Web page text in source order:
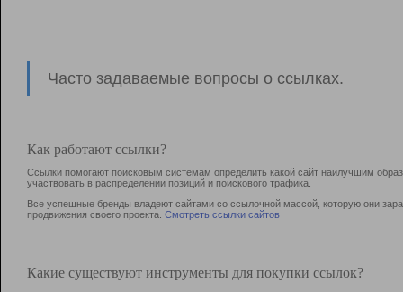
Часто задаваемые вопросы о ссылках.
Как работают ссылки?
Ссылки помогают поисковым системам определить какой сайт наилучшим
участвовать в раcпределении позиций и поискового трафика.
Все успешные бренды владеют сайтами со ссылочной массой, которую они
продвижения своего проекта. Смотреть ссылки сайтов
Какие существуют инструменты для покупки ссылок?